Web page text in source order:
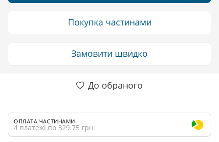
Покупка частинами
Замовити швидко
До обраного
ОПЛАТА ЧАСТИНАМИ
4 платежі по 329.75 грн